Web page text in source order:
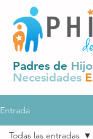
Padres de
Necesidades
Entrada
Todas las entradas